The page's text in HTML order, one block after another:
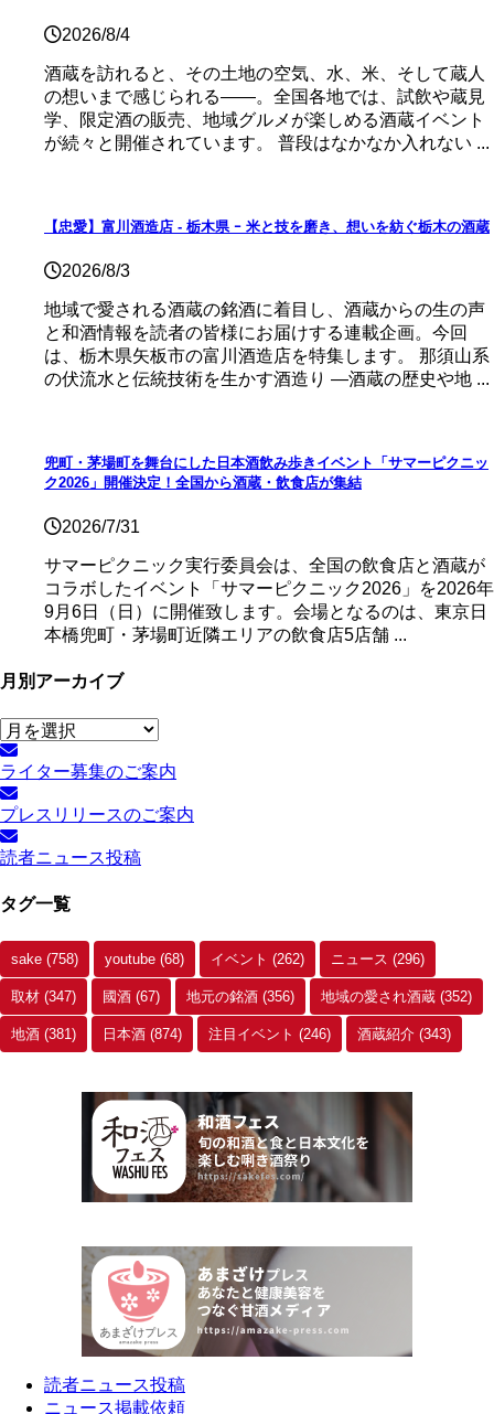
2026/8/4
酒蔵を訪れると、その土地の空気、水、米、そして蔵人
の想いまで感じられる——。全国各地では、試飲や蔵見
学、限定酒の販売、地域グルメが楽しめる酒蔵イベント
が続々と開催されています。 普段はなかなか入れない ...
【忠愛】富川酒造店 ‐ 栃木県 ｰ 米と技を磨き、想いを紡ぐ栃木の酒蔵
2026/8/3
地域で愛される酒蔵の銘酒に着目し、酒蔵からの生の声
と和酒情報を読者の皆様にお届けする連載企画。今回
は、栃木県矢板市の富川酒造店を特集します。 那須山系
の伏流水と伝統技術を生かす酒造り ―酒蔵の歴史や地 ...
兜町・茅場町を舞台にした日本酒飲み歩きイベント「サマーピクニッ
ク2026」開催決定！全国から酒蔵・飲食店が集結
2026/7/31
サマーピクニック実⾏委員会は、全国の飲⾷店と酒蔵が
コラボしたイベント「サマーピクニック2026」を2026年
9月6日（日）に開催致します。会場となるのは、東京日
本橋兜町・茅場町近隣エリアの飲食店5店舗 ...
月別アーカイブ
月
別
ア
ー
カ
イ
ブ
ライター募集のご案内
プレスリリースのご案内
読者ニュース投稿
タグ一覧
sake (758) youtube (68) イベント (262) ニュース (296)
取材 (347) 國酒 (67) 地元の銘酒 (356) 地域の愛され酒蔵 (352)
地酒 (381) 日本酒 (874) 注目イベント (246) 酒蔵紹介 (343)
読者ニュース投稿
ニュース掲載依頼